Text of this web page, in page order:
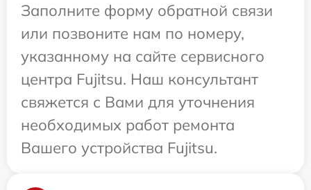
Заполните форму обратной связи
или позвоните нам по номеру,
указанному на сайте сервисного
центра Fujitsu. Наш консультант
свяжется с Вами для уточнения
необходимых работ ремонта
Вашего устройства Fujitsu.